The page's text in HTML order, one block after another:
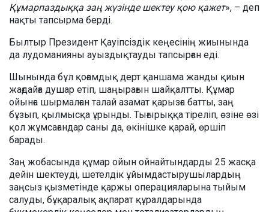
Құмарпаздыққа заң жүзінде шектеу қою қажет», – деп
нақты тапсырма берді.
Былтыр Президент Қауіпсіздік кеңесінің жиынында
да лудоманияны ауыздықтауды тапсырған еді.
Шынында бұл қоғамдық дерт қаншама жанды қиын
жағдайға душар етіп, шаңырағын шайқалтты. Құмар
ойынға шырмалған талай азамат қарызға батты, заң
бұзып, қылмысқа ұрынды. Тығырыққа тіреліп, өзіне өзі
қол жұмсағандар саны да, өкінішке қарай, өршіп
барады.
Заң жобасында құмар ойын ойнайтындарды 25 жасқа
дейін шектеуді, шетелдік ұйымдастырушылардың
заңсыз қызметінде қаржы операцияларына тыйым
салуды, бұқаралық ақпарат құралдарында